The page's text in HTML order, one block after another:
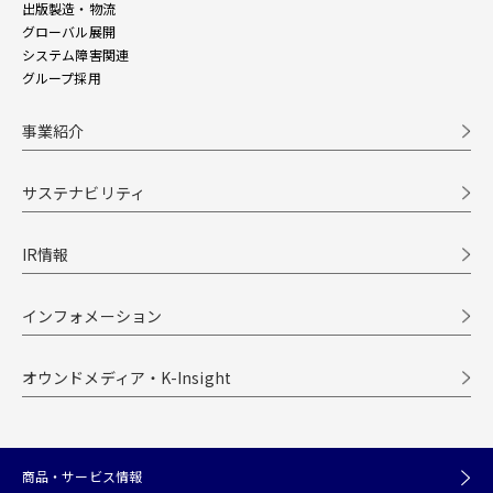
出版製造・物流
グローバル展開
システム障害関連
グループ採用
事業紹介
サステナビリティ
IR情報
インフォメーション
オウンドメディア・K-Insight
商品・サービス情報